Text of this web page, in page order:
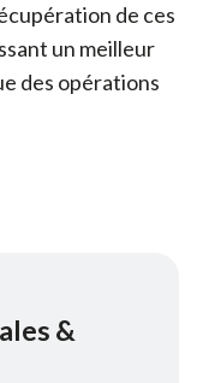
de ces
un meilleur
des opérations
&